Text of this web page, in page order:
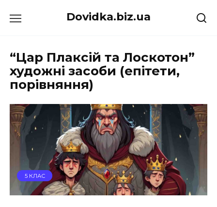
до
Dovidka.biz.ua
“Цар Плаксій та Лоскотон”
художні засоби (епітети,
порівняння)
5 КЛАС